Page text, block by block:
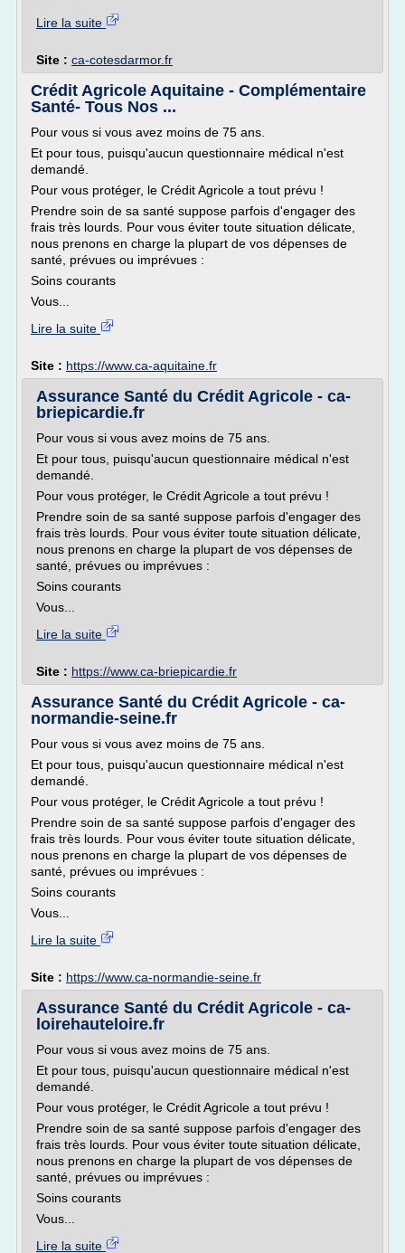
Lire la suite
Site : ca-cotesdarmor.fr
Crédit Agricole Aquitaine - Complémentaire
Santé- Tous Nos ...
Pour vous si vous avez moins de 75 ans.
Et pour tous, puisqu'aucun questionnaire médical n'est
demandé.
Pour vous protéger, le Crédit Agricole a tout prévu !
Prendre soin de sa santé suppose parfois d'engager des
frais très lourds. Pour vous éviter toute situation délicate,
nous prenons en charge la plupart de vos dépenses de
santé, prévues ou imprévues :
Soins courants
Vous...
Lire la suite
Site : https://www.ca-aquitaine.fr
Assurance Santé du Crédit Agricole - ca-
briepicardie.fr
Pour vous si vous avez moins de 75 ans.
Et pour tous, puisqu'aucun questionnaire médical n'est
demandé.
Pour vous protéger, le Crédit Agricole a tout prévu !
Prendre soin de sa santé suppose parfois d'engager des
frais très lourds. Pour vous éviter toute situation délicate,
nous prenons en charge la plupart de vos dépenses de
santé, prévues ou imprévues :
Soins courants
Vous...
Lire la suite
Site : https://www.ca-briepicardie.fr
Assurance Santé du Crédit Agricole - ca-
normandie-seine.fr
Pour vous si vous avez moins de 75 ans.
Et pour tous, puisqu'aucun questionnaire médical n'est
demandé.
Pour vous protéger, le Crédit Agricole a tout prévu !
Prendre soin de sa santé suppose parfois d'engager des
frais très lourds. Pour vous éviter toute situation délicate,
nous prenons en charge la plupart de vos dépenses de
santé, prévues ou imprévues :
Soins courants
Vous...
Lire la suite
Site : https://www.ca-normandie-seine.fr
Assurance Santé du Crédit Agricole - ca-
loirehauteloire.fr
Pour vous si vous avez moins de 75 ans.
Et pour tous, puisqu'aucun questionnaire médical n'est
demandé.
Pour vous protéger, le Crédit Agricole a tout prévu !
Prendre soin de sa santé suppose parfois d'engager des
frais très lourds. Pour vous éviter toute situation délicate,
nous prenons en charge la plupart de vos dépenses de
santé, prévues ou imprévues :
Soins courants
Vous...
Lire la suite